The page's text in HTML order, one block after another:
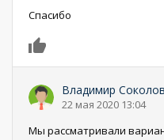
Спасибо
Владимир Соколов
22 мая 2020 13:04
Мы рассматривали